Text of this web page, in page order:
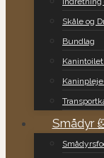
Skåle og
Bundlag
Smådyr